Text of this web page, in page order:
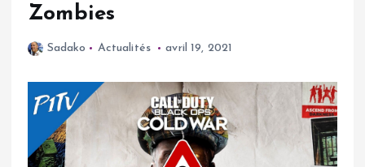
Zombies
Sadako Actualités avril 19, 2021